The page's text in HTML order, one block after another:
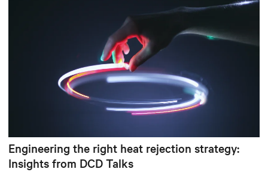
Engineering the right heat rejection strategy:
Insights from DCD Talks